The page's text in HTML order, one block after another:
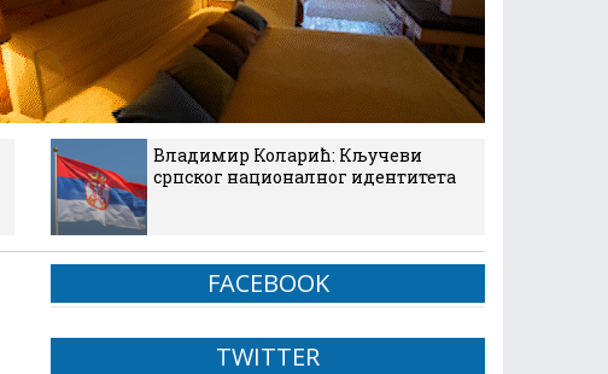
Владимир Коларић: Кључеви
српског националног идентитета
FACEBOOK
TWITTER